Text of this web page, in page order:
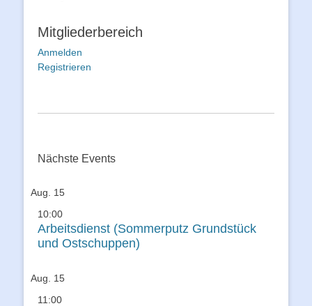
Mitgliederbereich
Anmelden
Registrieren
Nächste Events
Aug. 15
10:00
Arbeitsdienst (Sommerputz Grundstück
und Ostschuppen)
Aug. 15
11:00